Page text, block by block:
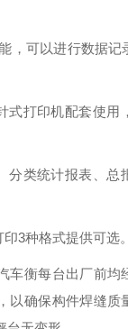
可以进行数据记
打印机配套使用
类统计报表、总
3种格式提供可选。
车衡每台出厂前均
以确保构件焊缝质